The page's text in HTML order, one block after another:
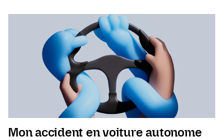
Mon accident en voiture autonome